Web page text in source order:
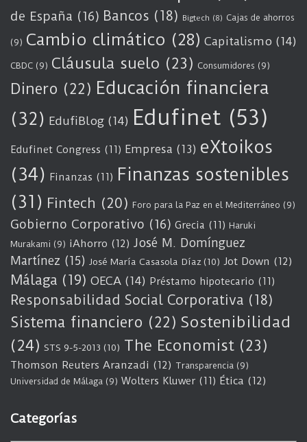
de España (16) Bancos (18) Bigtech (8) Cajas de ahorros
(9) Cambio climático (28) Capitalismo (14)
CBDC (9) Cláusula suelo (23) Consumidores (9)
Dinero (22) Educación financiera
(32) EdufiBlog (14) Edufinet (53)
Edufinet Congress (11) Empresa (13) eXtoikos
(34) Finanzas (11) Finanzas sostenibles
(31) Fintech (20) Foro para la Paz en el Mediterráneo (9)
Gobierno Corporativo (16) Grecia (11) Haruki
Murakami (9) iAhorro (12) José M. Domínguez
Martínez (15) José María Casasola Díaz (10) Jot Down (12)
Málaga (19) OECA (14) Préstamo hipotecario (11)
Responsabilidad Social Corporativa (18)
Sistema financiero (22) Sostenibilidad
(24) STS 9-5-2013 (10) The Economist (23)
Thomson Reuters Aranzadi (12) Transparencia (9)
Universidad de Málaga (9) Wolters Kluwer (11) Ética (12)
Categorías